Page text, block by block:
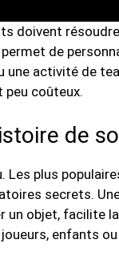
doivent
de
une activité de
coûteux.
de
Les plus
secrets.
un objet, facilite
enfants